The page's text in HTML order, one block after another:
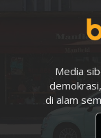
Media
di alam